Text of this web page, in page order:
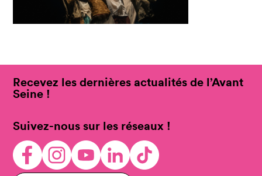
Recevez les dernières actualités de l’Avant
Seine !
Suivez-nous sur les réseaux !